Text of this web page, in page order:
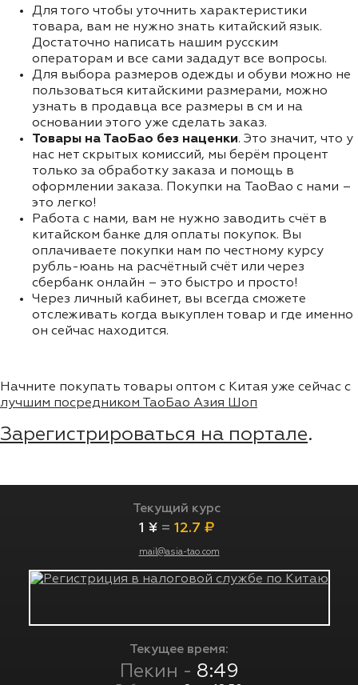
Для того чтобы уточнить характеристики
товара, вам не нужно знать китайский язык.
Достаточно написать нашим русским
операторам и все сами зададут все вопросы.
Для выбора размеров одежды и обуви можно не
пользоваться китайскими размерами, можно
узнать в продавца все размеры в см и на
основании этого уже сделать заказ.
Товары на ТаоБао без наценки. Это значит, что у
нас нет скрытых комиссий, мы берём процент
только за обработку заказа и помощь в
оформлении заказа. Покупки на TaoBao с нами –
это легко!
Работа с нами, вам не нужно заводить счёт в
китайском банке для оплаты покупок. Вы
оплачиваете покупки нам по честному курсу
рубль-юань на расчётный счёт или через
сбербанк онлайн – это быстро и просто!
Через личный кабинет, вы всегда сможете
отслеживать когда выкуплен товар и где именно
он сейчас находится.
Начните покупать товары оптом с Китая уже сейчас с
лучшим посредником ТаоБао Азия Шоп
Зарегистрироваться на портале.
Текущий курс
1 ¥ = 12.7 ₽
mail@asia-tao.com
Текущее время:
Пекин - 8:49